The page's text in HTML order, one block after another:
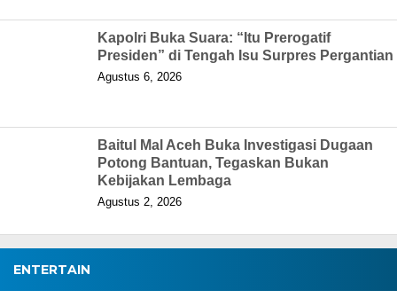
Kapolri Buka Suara: “Itu Prerogatif
Presiden” di Tengah Isu Surpres Pergantian
Agustus 6, 2026
Baitul Mal Aceh Buka Investigasi Dugaan
Potong Bantuan, Tegaskan Bukan
Kebijakan Lembaga
Agustus 2, 2026
ENTERTAIN